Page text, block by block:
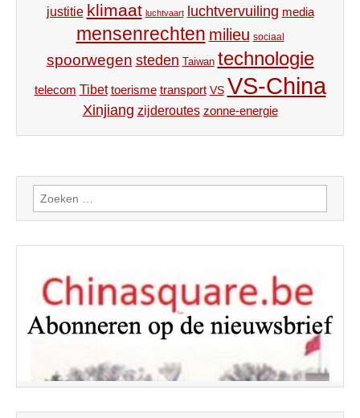
justitie klimaat luchtvaart luchtvervuiling media
mensenrechten milieu sociaal
spoorwegen steden Taiwan technologie
telecom Tibet toerisme transport VS VS-China
Xinjiang zijderoutes zonne-energie
Zoeken
naar: